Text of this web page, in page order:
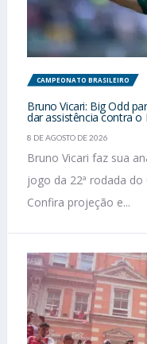
CAMPEONATO BRASILEIRO
Bruno Vicari: Big Odd
dar assistência contra o
8 DE AGOSTO DE 2026
Bruno Vicari faz sua
jogo da 22ª rodada
Confira projeção e...